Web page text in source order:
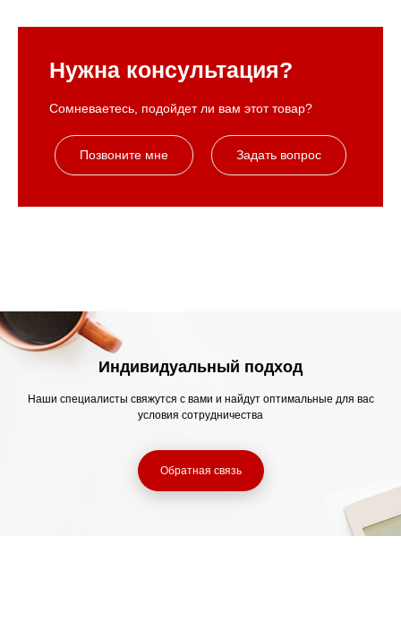
Нужна консультация?
Сомневаетесь, подойдет ли вам этот товар?
Позвоните мне Задать вопрос
Индивидуальный подход
Наши специалисты свяжутся с вами и найдут оптимальные для вас
условия сотрудничества
Обратная связь